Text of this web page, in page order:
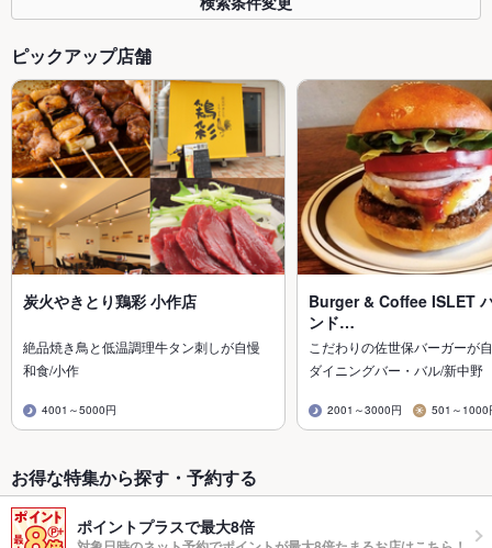
ピックアップ店舗
炭火やきとり鶏彩 小作店
絶品焼き鳥と低温調理牛タン刺しが自慢
和食/小作
4001～5000円
Burger & Coffee ISLET
ンド…
こだわりの佐世保バーガーが
ダイニングバー・バル/新中野
2001～3000円 501～1000
お得な特集から探す・予約する
ポイントプラスで最大8倍